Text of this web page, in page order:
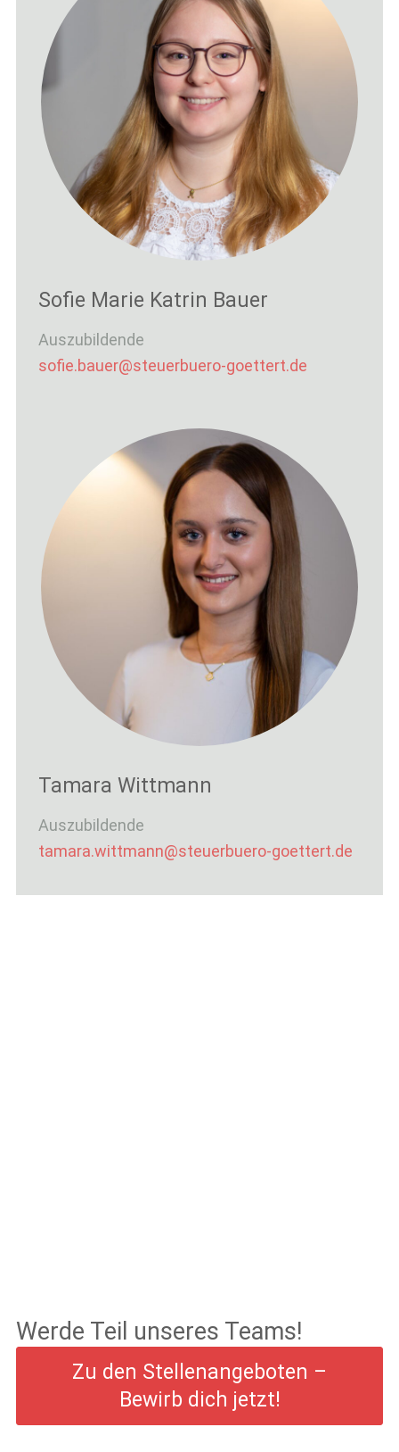
Sofie Marie Katrin Bauer
Auszubildende
sofie.bauer@steuerbuero-goettert.de
Tamara Wittmann
Auszubildende
tamara.wittmann@steuerbuero-goettert.de
Werde Teil unseres Teams!
Zu den Stellenangeboten –
Bewirb dich jetzt!